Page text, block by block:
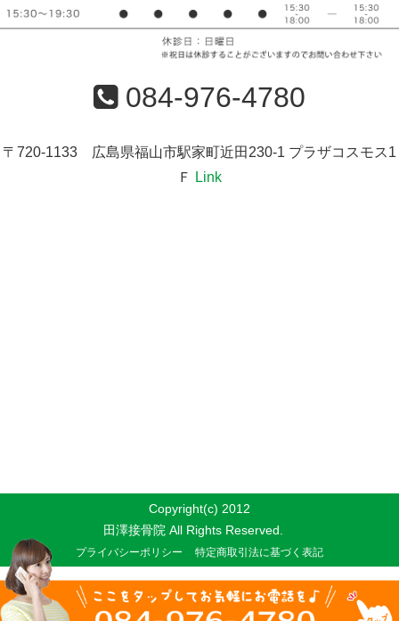
084-976-4780
〒720-1133 広島県福山市駅家町近田230-1 プラザコスモス1
Ｆ
Link
Copyright(c) 2012
田澤接骨院 All Rights Reserved.
プライバシーポリシー 特定商取引法に基づく表記